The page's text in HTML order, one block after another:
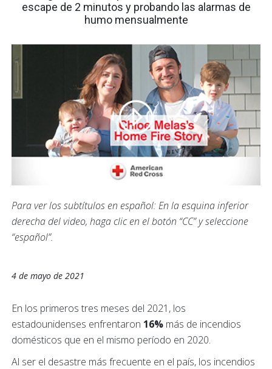
escape de 2 minutos y probando las alarmas de
humo mensualmente
Para ver los subtítulos en español: En la esquina inferior
derecha del video, haga clic en el botón “CC” y seleccione
“español”.
4 de mayo de 2021
En los primeros tres meses del 2021, los
estadounidenses enfrentaron 16% más de incendios
domésticos que en el mismo período en 2020.
Al ser el desastre más frecuente en el país, los incendios